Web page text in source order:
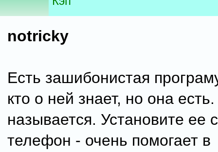
notricky
Есть зашибонистая
кто о ней знает, но она
называется. Установите ее
телефон - очень помогает в